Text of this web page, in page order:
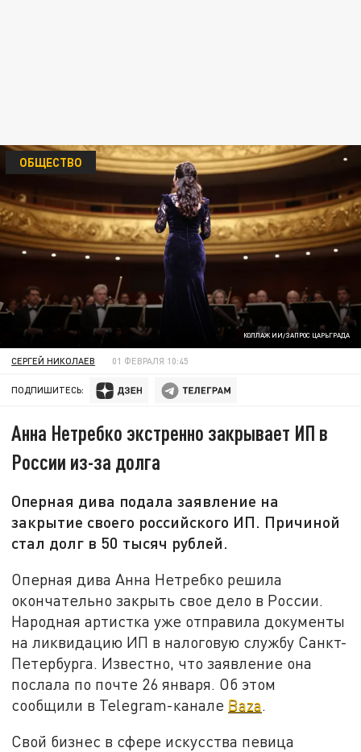
КОЛЛАЖ ИИ/ЗАПРОС ЦАРЬГРАДА
ОБЩЕСТВО
СЕРГЕЙ НИКОЛАЕВ 01 ФЕВРАЛЯ 10:45
ПОДПИШИТЕСЬ:
Анна Нетребко экстренно закрывает ИП в
России из-за долга
Оперная дива подала заявление на
закрытие своего российского ИП. Причиной
стал долг в 50 тысяч рублей.
Оперная дива Анна Нетребко решила
окончательно закрыть свое дело в России.
Народная артистка уже отправила документы
на ликвидацию ИП в налоговую службу Санкт-
Петербурга. Известно, что заявление она
послала по почте 26 января. Об этом
сообщили в Telegram-канале Baza.
Свой бизнес в сфере искусства певица